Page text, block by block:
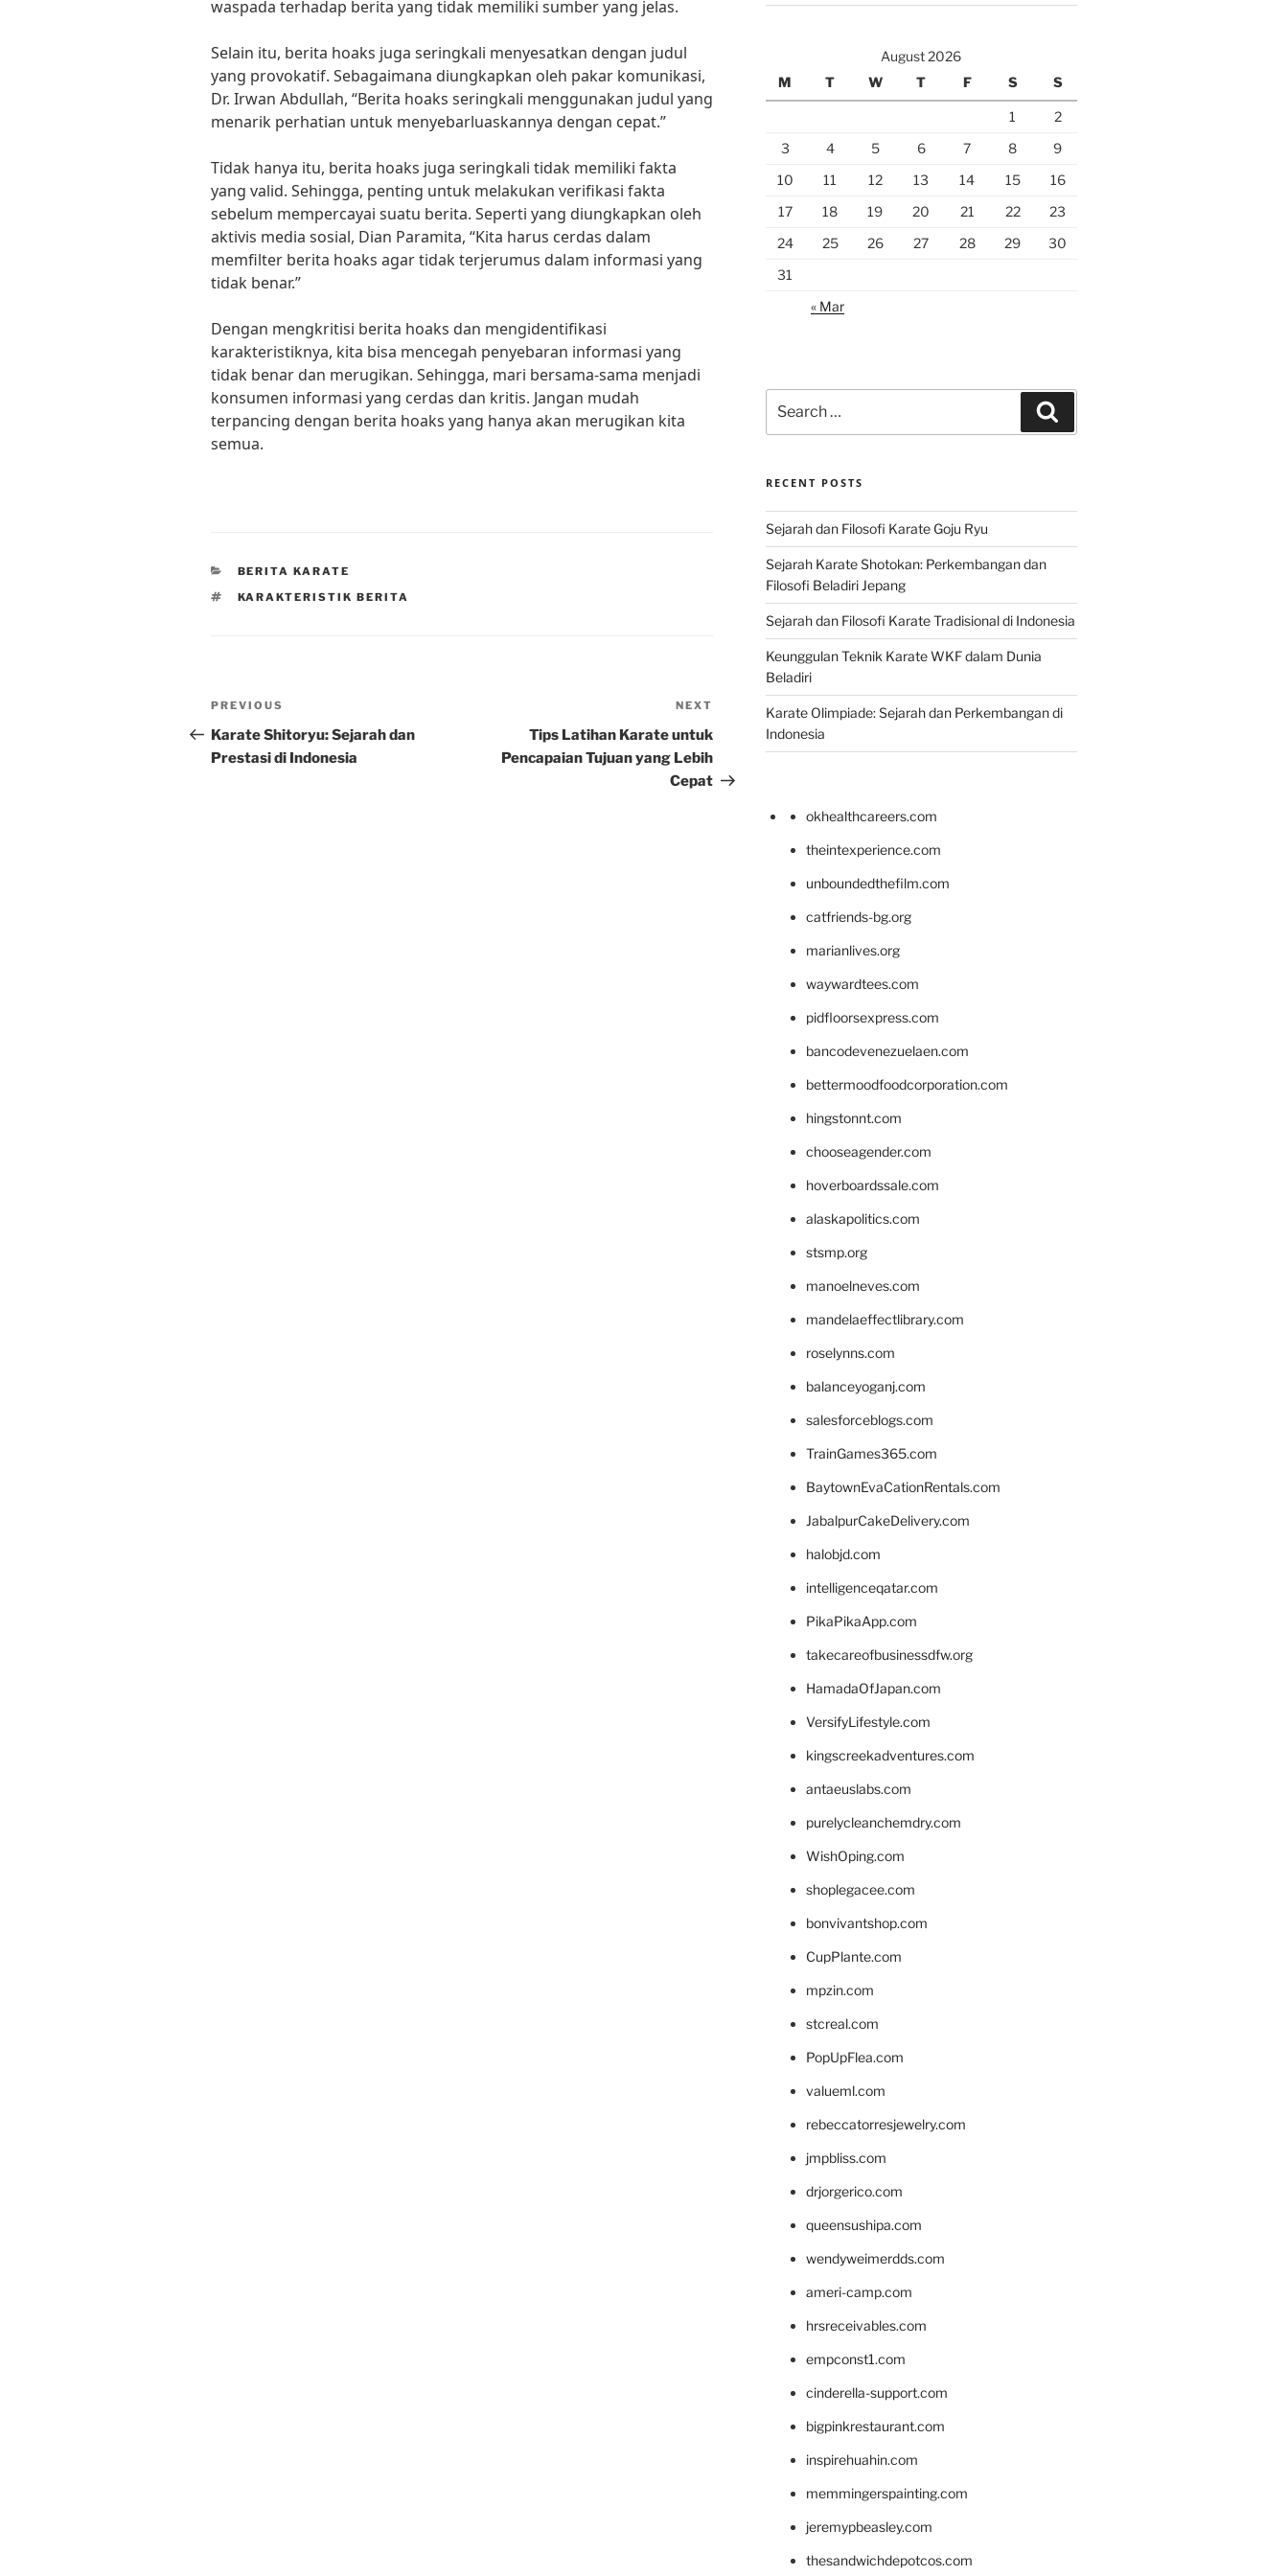
waspada terhadap berita yang tidak memiliki sumber yang jelas.
Selain itu, berita hoaks juga seringkali menyesatkan dengan judul
yang provokatif. Sebagaimana diungkapkan oleh pakar komunikasi,
Dr. Irwan Abdullah, “Berita hoaks seringkali menggunakan judul yang
menarik perhatian untuk menyebarluaskannya dengan cepat.”
Tidak hanya itu, berita hoaks juga seringkali tidak memiliki fakta
yang valid. Sehingga, penting untuk melakukan verifikasi fakta
sebelum mempercayai suatu berita. Seperti yang diungkapkan oleh
aktivis media sosial, Dian Paramita, “Kita harus cerdas dalam
memfilter berita hoaks agar tidak terjerumus dalam informasi yang
tidak benar.”
Dengan mengkritisi berita hoaks dan mengidentifikasi
karakteristiknya, kita bisa mencegah penyebaran informasi yang
tidak benar dan merugikan. Sehingga, mari bersama-sama menjadi
konsumen informasi yang cerdas dan kritis. Jangan mudah
terpancing dengan berita hoaks yang hanya akan merugikan kita
semua.
CATEGORIES
BERITA KARATE
TAGS
KARAKTERISTIK BERITA
Post
navigation
Previous
Post
PREVIOUS
Karate Shitoryu: Sejarah dan
Prestasi di Indonesia
Post
NEXT
Tips Latihan Karate untuk
Pencapaian Tujuan yang Lebih
Cepat
August 2026
M
T W T F S S
1
2
3
4 5 6 7 8
9
10
11 12 13 14 15
16
17
18 19 20 21 22
23
24
25 26 27 28 29
30
31
« Mar
for:
RECENT POSTS
Sejarah dan Filosofi Karate Goju Ryu
Sejarah Karate Shotokan: Perkembangan dan
Filosofi Beladiri Jepang
Sejarah dan Filosofi Karate Tradisional di Indonesia
Keunggulan Teknik Karate WKF dalam Dunia
Beladiri
Karate Olimpiade: Sejarah dan Perkembangan di
Indonesia
okhealthcareers.com
theintexperience.com
unboundedthefilm.com
catfriends-bg.org
marianlives.org
waywardtees.com
pidfloorsexpress.com
bancodevenezuelaen.com
bettermoodfoodcorporation.com
hingstonnt.com
chooseagender.com
hoverboardssale.com
alaskapolitics.com
stsmp.org
manoelneves.com
mandelaeffectlibrary.com
roselynns.com
balanceyoganj.com
salesforceblogs.com
TrainGames365.com
BaytownEvaCationRentals.com
JabalpurCakeDelivery.com
halobjd.com
intelligenceqatar.com
PikaPikaApp.com
takecareofbusinessdfw.org
HamadaOfJapan.com
VersifyLifestyle.com
kingscreekadventures.com
antaeuslabs.com
purelycleanchemdry.com
WishOping.com
shoplegacee.com
bonvivantshop.com
CupPlante.com
mpzin.com
stcreal.com
PopUpFlea.com
valueml.com
rebeccatorresjewelry.com
jmpbliss.com
drjorgerico.com
queensushipa.com
wendyweimerdds.com
ameri-camp.com
hrsreceivables.com
empconst1.com
cinderella-support.com
bigpinkrestaurant.com
inspirehuahin.com
memmingerspainting.com
jeremypbeasley.com
thesandwichdepotcos.com